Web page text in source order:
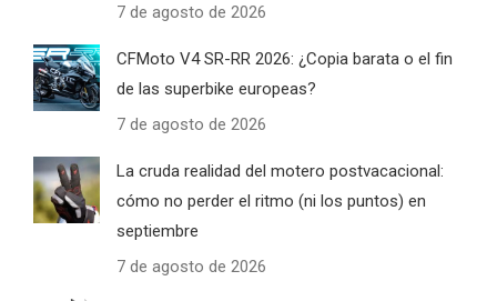
7 de agosto de 2026
CFMoto V4 SR-RR 2026: ¿Copia barata o el fin
de las superbike europeas?
7 de agosto de 2026
La cruda realidad del motero postvacacional:
cómo no perder el ritmo (ni los puntos) en
septiembre
7 de agosto de 2026